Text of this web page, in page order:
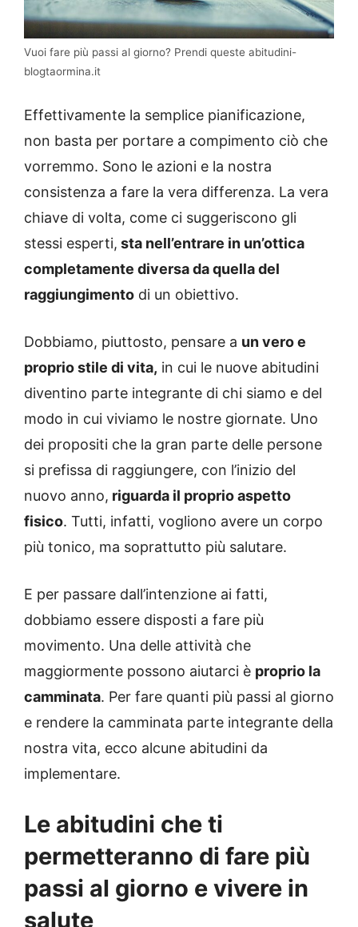
Vuoi fare più passi al giorno? Prendi queste abitudini-
blogtaormina.it
Effettivamente la semplice pianificazione,
non basta per portare a compimento ciò che
vorremmo. Sono le azioni e la nostra
consistenza a fare la vera differenza. La vera
chiave di volta, come ci suggeriscono gli
stessi esperti, sta nell’entrare in un’ottica
completamente diversa da quella del
raggiungimento di un obiettivo.
Dobbiamo, piuttosto, pensare a un vero e
proprio stile di vita, in cui le nuove abitudini
diventino parte integrante di chi siamo e del
modo in cui viviamo le nostre giornate. Uno
dei propositi che la gran parte delle persone
si prefissa di raggiungere, con l’inizio del
nuovo anno, riguarda il proprio aspetto
fisico. Tutti, infatti, vogliono avere un corpo
più tonico, ma soprattutto più salutare.
E per passare dall’intenzione ai fatti,
dobbiamo essere disposti a fare più
movimento. Una delle attività che
maggiormente possono aiutarci è proprio la
camminata. Per fare quanti più passi al giorno
e rendere la camminata parte integrante della
nostra vita, ecco alcune abitudini da
implementare.
Le abitudini che ti
permetteranno di fare più
passi al giorno e vivere in
salute